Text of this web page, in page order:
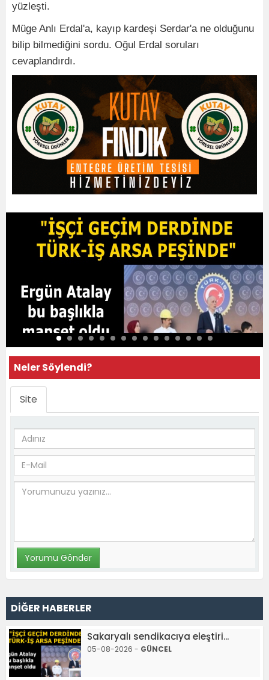
yüzleşti.
Müge Anlı Erdal'a, kayıp kardeşi Serdar'a ne olduğunu
bilip bilmediğini sordu. Oğul Erdal soruları
cevaplandırdı.
Neler Söylendi?
Site
DİĞER HABERLER
Sakaryalı sendikacıya eleştiri...
05-08-2026 - GÜNCEL